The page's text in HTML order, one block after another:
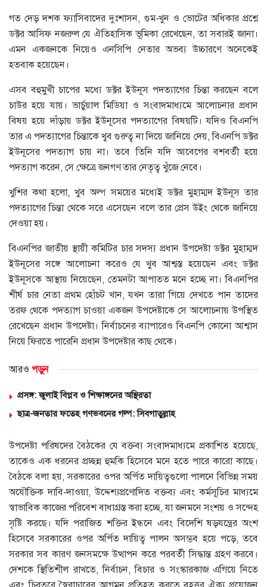
গত দেড় দশক ফ্যাসিবাদের দুঃশাসন, গুম-খুন ও ভোটের অধিকার প্রশ্নে
ডক্টর আসিফ নজরুল যে ঐতিহাসিক ভূমিকা রেখেছেন, তা সবারই জানা।
এমন একজনকে নিয়েও এনসিপি নেতার অভব্য উচ্চারণে অনেকেই
হতবাক হয়েছেন।
এসব বহুমুখী চাপের মধ্যে ডক্টর ইউনূস পদত্যাগের চিন্তা করছেন বলে
চাউর হয়ে যায়। ভার্চুয়াল মিডিয়া ও সংবাদমাধ্যমে আলোচনার প্রধান
বিষয় হয়ে দাঁড়ায় ডক্টর ইউনূসের পদত্যাগের বিষয়টি। যদিও বিএনপি
তার এ পদত্যাগের চিন্তাকে খুব গুরুত্ব না দিয়ে জানিয়ে দেয়, বিএনপি ডক্টর
ইউনূসের পদত্যাগ চায় না। তবে তিনি যদি আবেগের বশবর্তী হয়ে
পদত্যাগ করেন, সে ক্ষেত্রে জনগণ তার নেতৃত্ব খুঁজে নেবে।
খুশির কথা হলো, খুব অল্প সময়ের মধ্যেই ডক্টর মুহাম্মদ ইউনূস তার
পদত্যাগের চিন্তা থেকে সরে এসেছেন বলে তার প্রেস উইং থেকে জানিয়ে
দেওয়া হয়।
বিএনপির জাতীয় স্থায়ী কমিটির চার সদস্য প্রধান উপদেষ্টা ডক্টর মুহাম্মদ
ইউনূসের সঙ্গে আলোচনা করেও যে খুব আশ্বস্ত হয়েছেন এবং ডক্টর
ইউনূসকে আস্থায় নিয়েছেন, তেমনটা আপাতত মনে হচ্ছে না। বিএনপির
শীর্ষ চার নেতা প্রথম হোঁচট খান, যখন তারা গিয়ে দেখতে পান তাদের
তরফ থেকে পদত্যাগ চাওয়া একজন উপদেষ্টাকে সে আলোচনায় উপস্থিত
রেখেছেন প্রধান উপদেষ্টা। নির্বাচনের ব্যাপারেও বিএনপি কোনো আশ্বাস
নিয়ে ফিরতে পারেনি প্রধান উপদেষ্টার কাছ থেকে।
আরও পড়ুন
প্রসঙ্গ: জুলাই বিপ্লব ও শিক্ষাঙ্গনের অস্থিরতা
ছাত্র-জনতার ফতেহ গণভবনের গল্প: সিবগাতুল্লাহ
উপদেষ্টা পরিষদের বৈঠকের যে বক্তব্য সংবাদমাধ্যমে প্রকাশিত হয়েছে,
তাকেও এক ধরনের প্রচ্ছন্ন হুমকি হিসেবে মনে হতে পারে কারো কাছে।
বৈঠকে বলা হয়, সরকারের ওপর অর্পিত দায়িত্বগুলো পালনে বিভিন্ন সময়
অযৌক্তিক দাবি-দাওয়া, উদ্দেশ্যপ্রণোদিত বক্তব্য এবং কর্মসূচির মাধ্যমে
স্বাভাবিক কাজের পরিবেশ বাধাগ্রস্ত করা হচ্ছে, যা জনমনে সংশয় ও সন্দেহ
সৃষ্টি করছে। যদি পরাজিত শক্তির ইন্ধনে এবং বিদেশি ষড়যন্ত্রের অংশ
হিসেবে সরকারের ওপর অর্পিত দায়িত্ব পালন অসম্ভব হয়ে পড়ে, তবে
সরকার সব কারণ জনসমক্ষে উত্থাপন করে পরবর্তী সিদ্ধান্ত গ্রহণ করবে।
দেশকে স্থিতিশীল রাখতে, নির্বাচন, বিচার ও সংস্কারকাজ এগিয়ে নিতে